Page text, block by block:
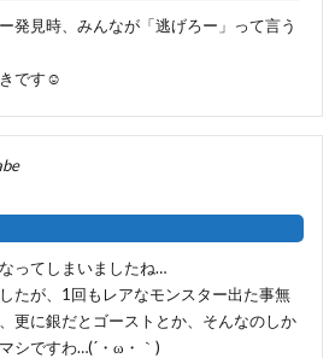
発見時、みんなが「逃げろー」って言う
です☺️
ってしまいましたね…
たが、1回もレアなモンスター出た事無
更に銀だとゴーストとか、そんなのしか
シですわ…(´・ω・｀)